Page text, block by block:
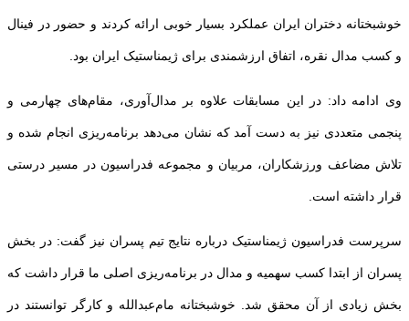
خوشبختانه دختران ایران عملکرد بسیار خوبی ارائه کردند و حضور در فینال
و کسب مدال نقره، اتفاق ارزشمندی برای ژیمناستیک ایران بود.
وی ادامه داد: در این مسابقات علاوه بر مدال‌آوری، مقام‌های چهارمی و
پنجمی متعددی نیز به دست آمد که نشان می‌دهد برنامه‌ریزی انجام شده و
تلاش مضاعف ورزشکاران، مربیان و مجموعه فدراسیون در مسیر درستی
قرار داشته است.
سرپرست فدراسیون ژیمناستیک درباره نتایج تیم پسران نیز گفت: در بخش
پسران از ابتدا کسب سهمیه و مدال در برنامه‌ریزی اصلی ما قرار داشت که
بخش زیادی از آن محقق شد. خوشبختانه مام‌عبدالله و کارگر توانستند در